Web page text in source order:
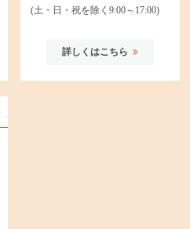
(土・日・祝を除く9:00～17:00)
詳しくはこちら